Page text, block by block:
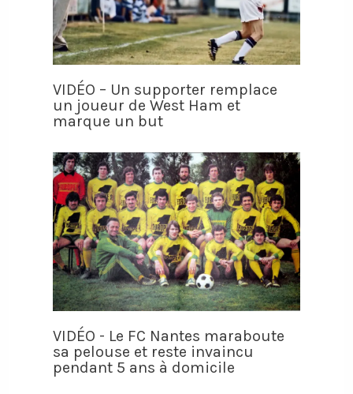
VIDÉO – Un supporter remplace
un joueur de West Ham et
marque un but
VIDÉO - Le FC Nantes maraboute
sa pelouse et reste invaincu
pendant 5 ans à domicile